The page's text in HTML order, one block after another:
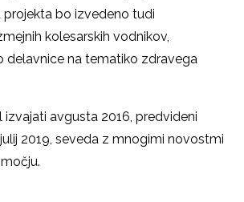
projekta bo izvedeno tudi
kolesarskih vodnikov,
delavnice na tematiko zdravega
izvajati avgusta 2016, predvideni
2019, seveda z mnogimi novostmi